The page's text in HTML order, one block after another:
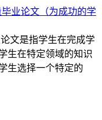
业论文（为成功的学
文是指学生在完成学
生在特定领域的知识
生选择一个特定的